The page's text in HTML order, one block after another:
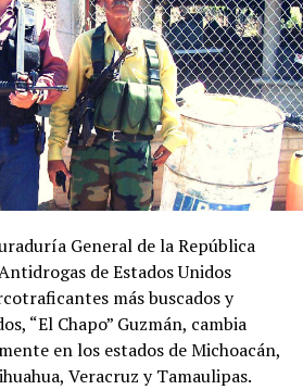
General de la República
de Estados Unidos
más buscados y
“El Chapo” Guzmán, cambia
en los estados de Michoacán,
Veracruz y Tamaulipas.